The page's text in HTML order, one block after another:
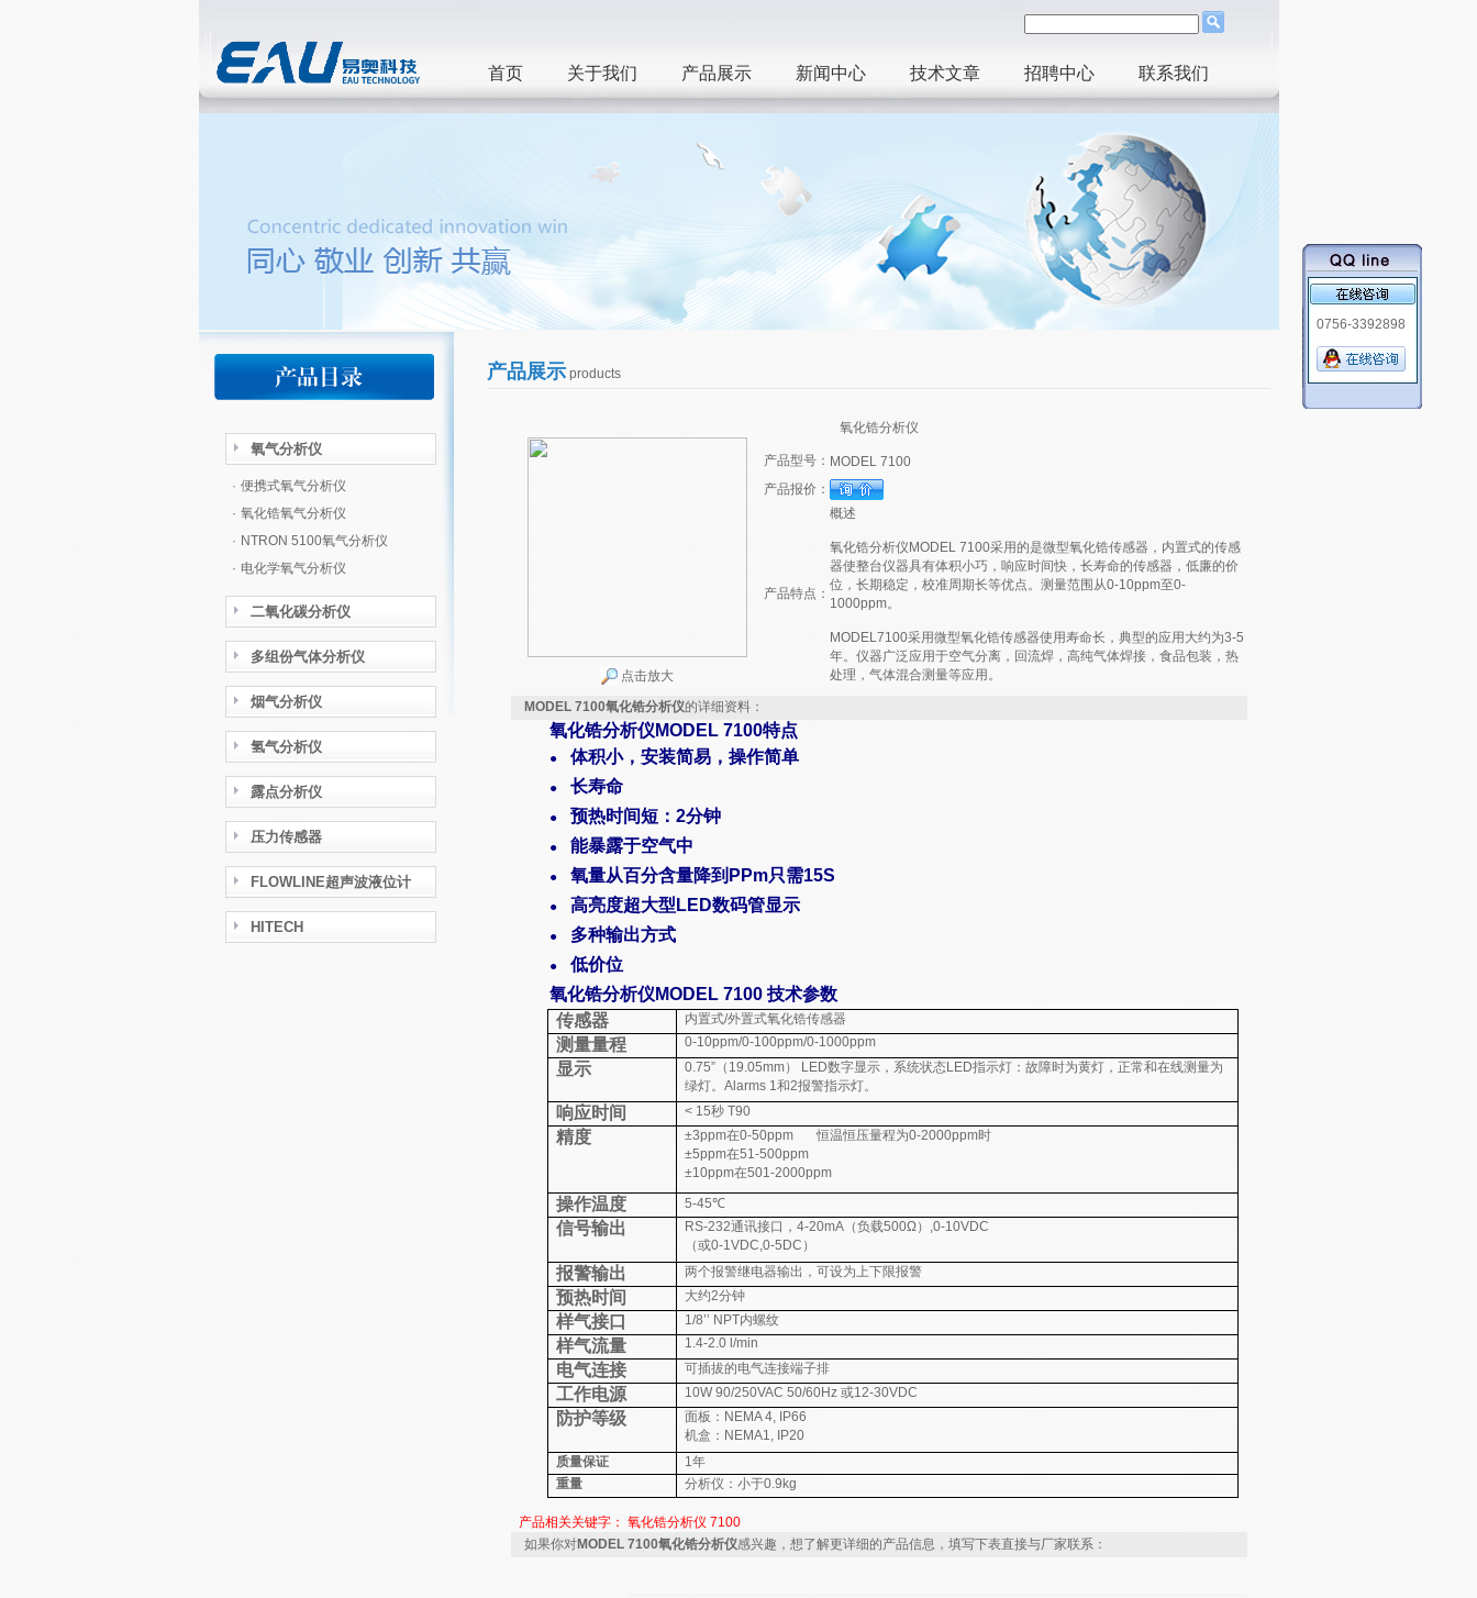
首页 关于我们 产品展示 新闻中心 技术文章 招聘中心 联系我们
氧气分析仪
· 便携式氧气分析仪
· 氧化锆氧气分析仪
· NTRON 5100氧气分析仪
· 电化学氧气分析仪
二氧化碳分析仪
多组份气体分析仪
烟气分析仪
氢气分析仪
露点分析仪
压力传感器
FLOWLINE超声波液位计
HITECH
产品展示 products
氧化锆分析仪
点击放大
产品型号： MODEL 7100
产品报价：
产品特点：
概述
氧化锆分析仪MODEL 7100采用的是微型氧化锆传感器，内置式的传感
器使整台仪器具有体积小巧，响应时间快，长寿命的传感器，低廉的价
位，长期稳定，校准周期长等优点。测量范围从0-10ppm至0-
1000ppm。
MODEL7100采用微型氧化锆传感器使用寿命长，典型的应用大约为3-5
年。仪器广泛应用于空气分离，回流焊，高纯气体焊接，食品包装，热
处理，气体混合测量等应用。
MODEL 7100氧化锆分析仪的详细资料：
氧化锆分析仪MODEL 7100特点
● 体积小，安装简易，操作简单
● 长寿命
● 预热时间短： 2分钟
● 能暴露于空气中
● 氧量从百分含量降到 PPm只需15S
● 高亮度超大型 LED数码管显示
● 多种输出方式
●
低价位
氧化锆分析仪MODEL 7100 技术参数
传感器
内置式/外置式氧化锆传感器
测量量程 0-10ppm/0-100ppm/0-1000ppm
显示
0.75”（19.05mm） LED数字显示，系统状态LED指示灯：故障时为黄灯，正常和在线测量为
绿灯。Alarms 1和2报警指示灯。
响应时间 < 15秒 T90
精度 ±3ppm在0-50ppm
恒温恒压量程为0-2000ppm时
±5ppm在51-500ppm
±10ppm在501-2000ppm
操作温度 5-45℃
信号输出
RS-232通讯接口，4-20mA（负载500Ω）,0-10VDC
（或0-1VDC,0-5DC）
报警输出 两个报警继电器输出，可设为上下限报警
预热时间 大约2分钟
样气接口 1/8’’ NPT内螺纹
样气流量 1.4-2.0 l/min
电气连接 可插拔的电气连接端子排
工作电源 10W 90/250VAC 50/60Hz 或12-30VDC
防护等级
面板：NEMA 4, IP66
机盒：NEMA1, IP20
质量保证
1年
重量
分析仪：小于0.9kg
产品相关关键字： 氧化锆分析仪 7100
如果你对MODEL 7100氧化锆分析仪感兴趣，想了解更详细的产品信息，填写下表直接与厂家联系：
0756-3392898